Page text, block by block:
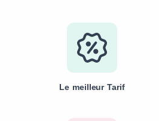
Le meilleur Tarif